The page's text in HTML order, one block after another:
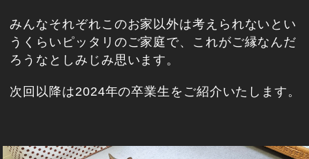
みんなそれぞれこのお家以外は考えられないとい
うくらいピッタリのご家庭で、これがご縁なんだ
ろうなとしみじみ思います。
次回以降は2024年の卒業生をご紹介いたします。